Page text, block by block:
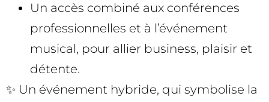
Un accès combiné aux conférences
professionnelles et à l’événement
musical, pour allier business, plaisir et
détente.
✨ Un événement hybride, qui symbolise la